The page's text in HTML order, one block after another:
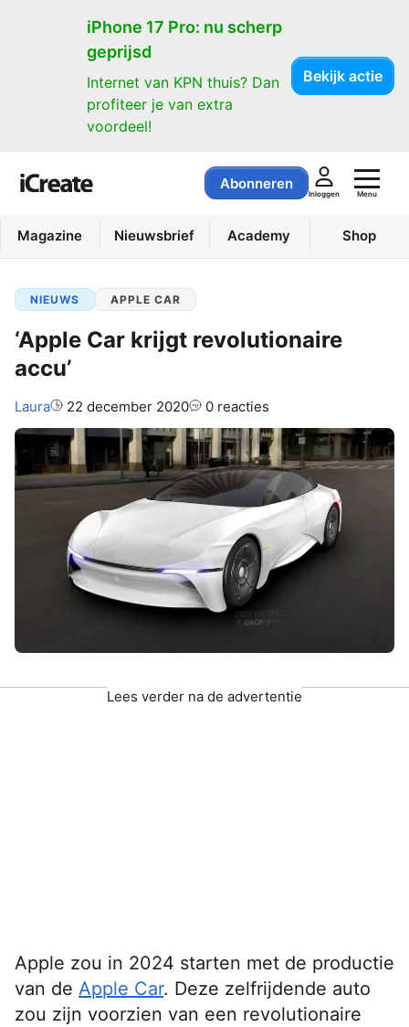
iPhone 17 Pro: nu scherp
geprijsd
Internet van KPN thuis? Dan
profiteer je van extra
voordeel!
Bekijk actie
Abonneren
Inloggen Menu
Magazine Nieuwsbrief Academy Shop
NIEUWS APPLE CAR
‘Apple Car krijgt revolutionaire
accu’
Auteur:
Laura 22 december 2020 0 reacties
Lees verder na de advertentie
Apple zou in 2024 starten met de productie
van de Apple Car. Deze zelfrijdende auto
zou zijn voorzien van een revolutionaire